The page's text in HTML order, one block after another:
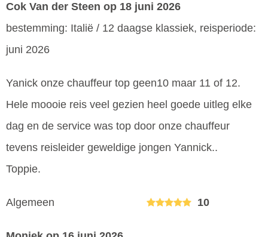
Cok Van der Steen op 18 juni 2026
bestemming: Italië / 12 daagse klassiek, reisperiode:
juni 2026
Yanick onze chauffeur top geen10 maar 11 of 12.
Hele moooie reis veel gezien heel goede uitleg elke
dag en de service was top door onze chauffeur
tevens reisleider geweldige jongen Yannick..
Toppie.
Algemeen 10